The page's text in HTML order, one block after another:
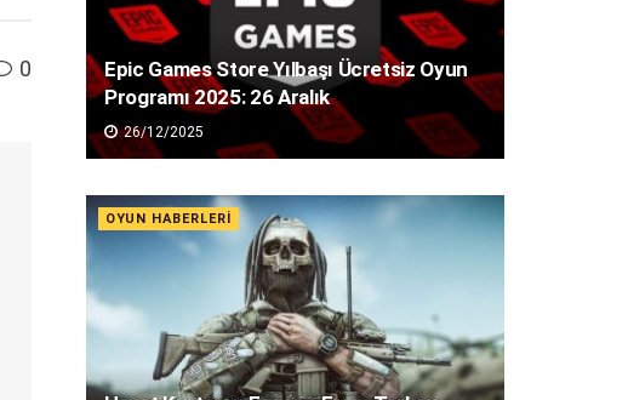
0
Epic Games Store Yılbaşı Ücretsiz Oyun
Programı 2025: 26 Aralık
26/12/2025
OYUN HABERLERI